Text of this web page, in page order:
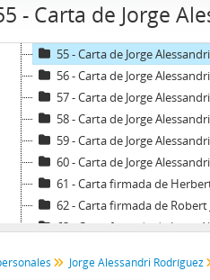
- Carta de Jorge
53 - Carta de Jorge
54 - Carta de Jorge
55 - Carta de Jorge
56 - Carta de Jorge
57 - Carta de Jorge
58 - Carta de Jorge
59 - Carta de Jorge
60 - Carta de Jorge
61 - Carta firmada de
62 - Carta firmada de Robert
63 - Carta firmada de Jorge
65 - Carta firmada de
Jorge Alessandri Rodríguez